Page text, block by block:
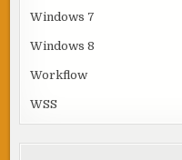
Windows 7
Windows 8
Workflow
WSS